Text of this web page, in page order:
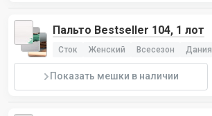
Пальто Bestseller 104, 1 лот
Сток Женский Всесезон Дания
Показать мешки в наличии